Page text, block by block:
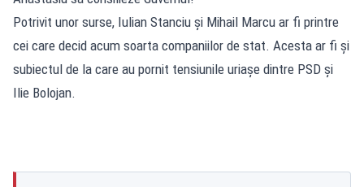
Potrivit unor surse, Iulian Stanciu și Mihail Marcu ar fi printre
cei care decid acum soarta companiilor de stat. Acesta ar fi și
subiectul de la care au pornit tensiunile uriașe dintre PSD și
Ilie Bolojan.